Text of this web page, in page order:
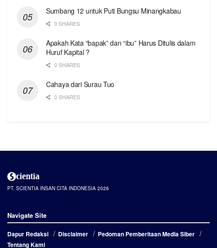
Sumbang 12 untuk Puti Bungsu Minangkabau
0 SHARES
Apakah Kata “bapak” dan “ibu” Harus Ditulis dalam
Huruf Kapital ?
0 SHARES
Cahaya dari Surau Tuo
0 SHARES
PT. SCIENTIA INSAN CITA INDONESIA 2026
Navigate Site
Dapur Redaksi Disclaimer
Pedoman Pemberitaan Media Siber
Tentang Kami